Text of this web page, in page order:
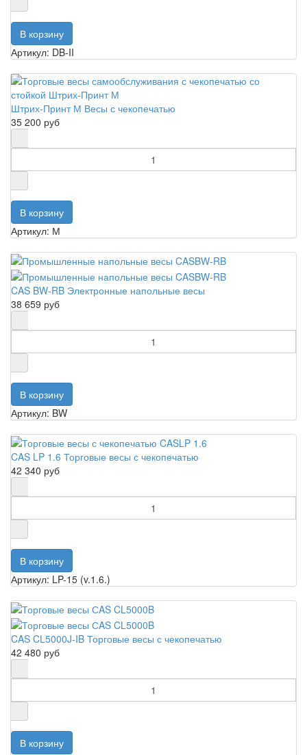
Артикул: DB-II
Штрих-Принт М Весы с чекопечатью
35 200 руб
Артикул: М
CAS BW-RB Электронные напольные весы
38 659 руб
Артикул: BW
CAS LP 1.6 Торговые весы с чекопечатью
42 340 руб
Артикул: LP-15 (v.1.6.)
CAS CL5000J-IB Торговые весы с чекопечатью
42 480 руб